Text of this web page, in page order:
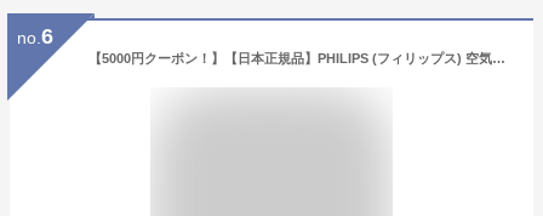
no. 6
【5000円クーポン！】【日本正規品】PHILIPS (フィリップス) 空気清浄機 AC1715 HEPA フィルター 0.003μmまで浄化 48畳対応 強力浄化 スマートディスプレイ搭載 アプリ制御 ほこり 細菌 ウイルス 花粉 ペットの毛 脱臭（1000iシリーズ）